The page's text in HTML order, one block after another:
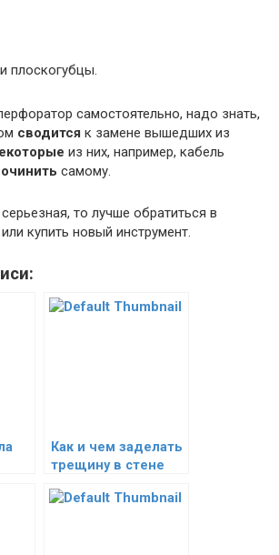
плоскогубцы.
самостоятельно, надо знать,
сводится к замене вышедших из
из них, например, кабель
самому.
то лучше обратиться в
купить новый инструмент.
Как и чем заделать
трещину в стене
варианты